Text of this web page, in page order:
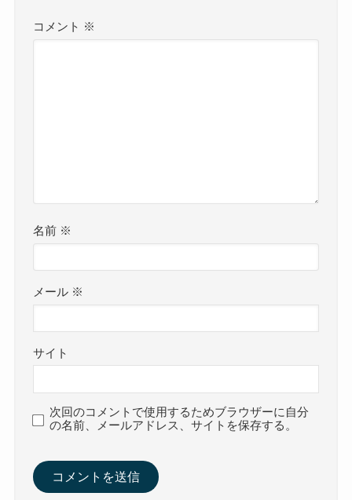
コメント ※
名前 ※
メール ※
サイト
次回のコメントで使用するためブラウザーに自分
の名前、メールアドレス、サイトを保存する。